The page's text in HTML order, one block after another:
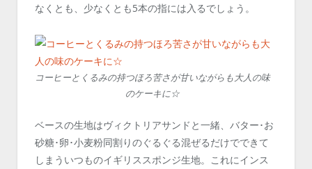
なくとも、少なくとも5本の指には入るでしょう。
コーヒーとくるみの持つほろ苦さが甘いながらも大人の味
のケーキに☆
ベースの生地はヴィクトリアサンドと一緒、バター･お
砂糖･卵･小麦粉同割りのぐるぐる混ぜるだけでできて
しまういつものイギリススポンジ生地。これにインス